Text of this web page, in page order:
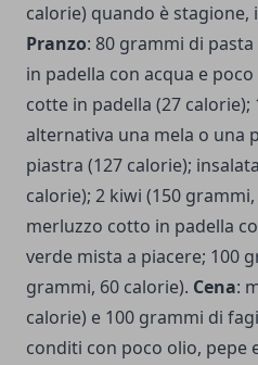
calorie) quando è
Pranzo: 80 grammi di
in padella con acqua e
cotte in padella (27
alternativa una mela o una
piastra (127 calorie);
calorie); 2 kiwi (150
merluzzo cotto in padella
verde mista a piacere; 100
grammi, 60 calorie). Cena:
calorie) e 100 grammi di
conditi con poco olio, pepe